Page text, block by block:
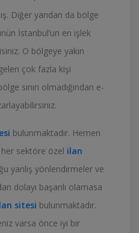
Diğer yandan da bölge
İstanbul’un en işlek
O bölgeye yakın
çok fazla kişi
sınırı olmadığından e-
bulunmaktadır. Hemen
sektöre özel ilan
yanlış yönlendirmeler ve
dolayı başarılı olamasa
sitesi bulunmaktadır.
varsa önce iyi bir